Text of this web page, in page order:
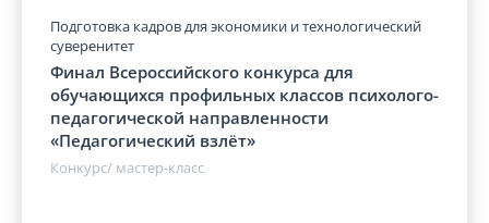
Подготовка кадров для экономики и технологический
суверенитет
Финал Всероссийского конкурса для
обучающихся профильных классов психолого-
педагогической направленности
«Педагогический взлёт»
Конкурс/ мастер-класс